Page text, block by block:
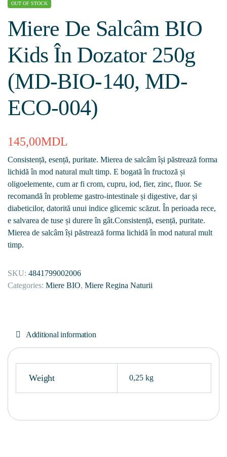
OUT OF STOCK
Miere De Salcâm BIO
Kids În Dozator 250g
(MD-BIO-140, MD-
ECO-004)
145,00MDL
Consistență, esență, puritate. Mierea de salcâm își păstrează forma
lichidă în mod natural mult timp. E bogată în fructoză și
oligoelemente, cum ar fi crom, cupru, iod, fier, zinc, fluor. Se
recomandă în probleme gastro-intestinale și digestive, dar și
diabeticilor, datorită unui indice glicemic scăzut. În perioada rece,
e salvarea de tuse și durere în gât.Consistență, esență, puritate.
Mierea de salcâm își păstrează forma lichidă în mod natural mult
timp.
SKU: 4841799002006
Categories: Miere BIO, Miere Regina Naturii
Additional information
Weight 0,25 kg